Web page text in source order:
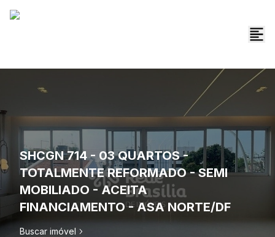
SHCGN 714 - 03 QUARTOS -
TOTALMENTE REFORMADO - SEMI
MOBILIADO - ACEITA
FINANCIAMENTO - ASA NORTE/DF
Buscar imóvel